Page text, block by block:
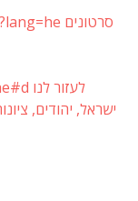
https://ozma-yeudit.com/catalog-video/?lang=he סרטונים
https://ozma-yeudit.com/about/?lang=he#d לעזור לנו